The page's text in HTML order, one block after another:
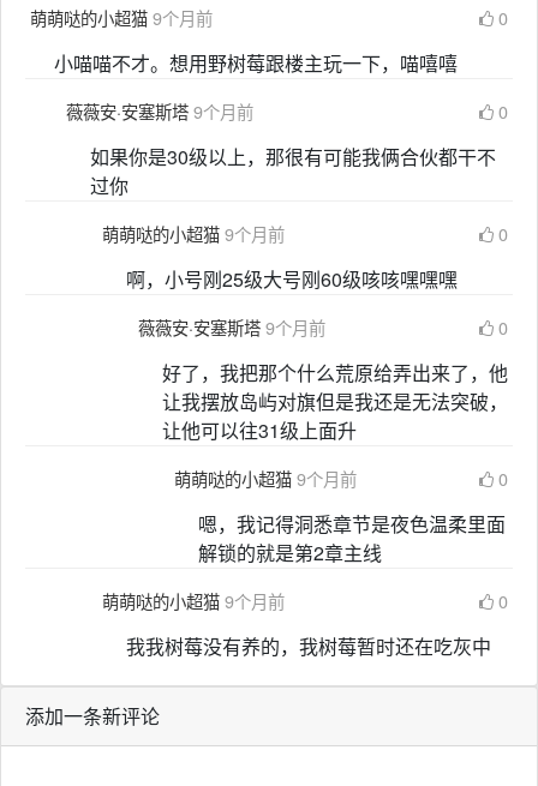
萌萌哒的小超猫9个月前 0
小喵喵不才。想用野树莓跟楼主玩一下，喵嘻嘻
薇薇安·安塞斯塔9个月前 0
如果你是30级以上，那很有可能我俩合伙都干不
过你
萌萌哒的小超猫9个月前 0
啊，小号刚25级大号刚60级咳咳嘿嘿嘿
薇薇安·安塞斯塔9个月前 0
好了，我把那个什么荒原给弄出来了，他
让我摆放岛屿对旗但是我还是无法突破，
让他可以往31级上面升
萌萌哒的小超猫9个月前 0
嗯，我记得洞悉章节是夜色温柔里面
解锁的就是第2章主线
萌萌哒的小超猫9个月前 0
我我树莓没有养的，我树莓暂时还在吃灰中
添加一条新评论